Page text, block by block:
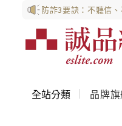
防詐3要訣：不聽信
全站分類 品牌